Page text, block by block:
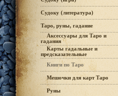
Судоку (литература)
Таро, руны, гадание
Аксессуары для Таро и
гадания
Карты гадальные и
предсказательные
Книги по Таро
Мешочки для карт Таро
Руны